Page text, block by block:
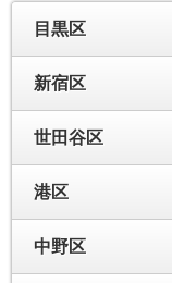
目黒区
新宿区
世田谷区
港区
中野区